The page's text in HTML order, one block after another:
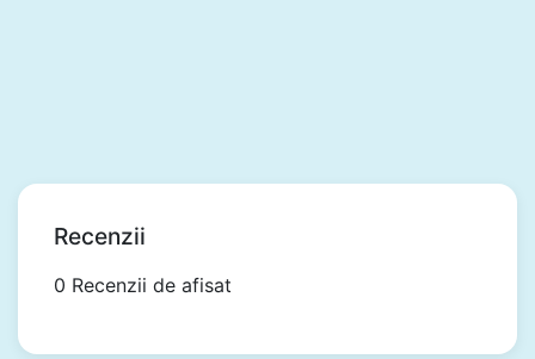
Recenzii
0 Recenzii de afisat